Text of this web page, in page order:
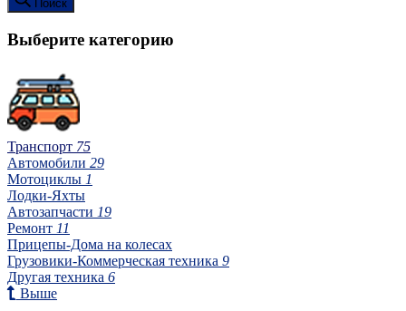
Поиск
Выберите категорию
Транспорт 75
Автомобили 29
Мотоциклы 1
Лодки-Яхты
Автозапчасти 19
Ремонт 11
Прицепы-Дома на колесах
Грузовики-Коммерческая техника 9
Другая техника 6
Выше